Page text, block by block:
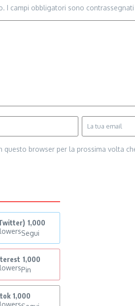
I campi obbligatori sono contrassegnati
questo browser per la prossima volta
1,000
Segui
1,000
Pin
1,000